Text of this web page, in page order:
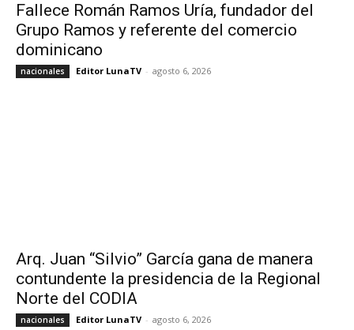
Fallece Román Ramos Uría, fundador del
Grupo Ramos y referente del comercio
dominicano
nacionales Editor LunaTV - agosto 6, 2026
Arq. Juan “Silvio” García gana de manera
contundente la presidencia de la Regional
Norte del CODIA
nacionales Editor LunaTV - agosto 6, 2026